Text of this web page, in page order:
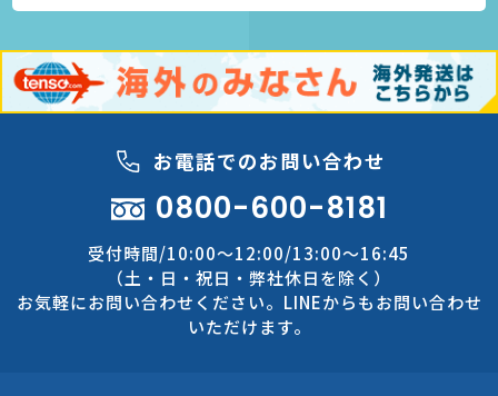
お電話でのお問い合わせ
0800-600-8181
受付時間/10:00～12:00/13:00～16:45
（土・日・祝日・弊社休日を除く）
お気軽にお問い合わせください。LINEからもお問い合わせ
いただけます。